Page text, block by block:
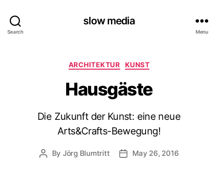
Search
slow media
Menu
Categories
ARCHITEKTUR KUNST
Hausgäste
Die Zukunft der Kunst: eine neue
Arts&Crafts-Bewegung!
Post
By Jörg Blumtritt
PostMay 26, 2016